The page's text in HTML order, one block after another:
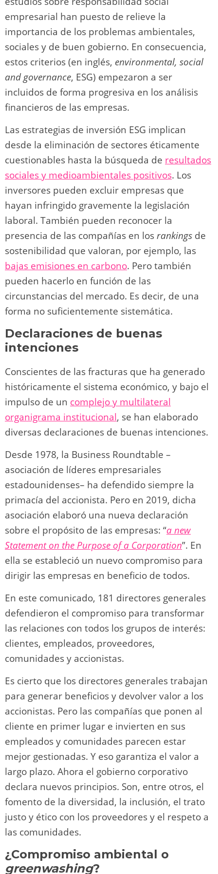
empresarial han puesto de relieve la
importancia de los problemas ambientales,
sociales y de buen gobierno. En consecuencia,
estos criterios (en inglés, environmental, social
and governance, ESG) empezaron a ser
incluidos de forma progresiva en los análisis
financieros de las empresas.
Las estrategias de inversión ESG implican
desde la eliminación de sectores éticamente
cuestionables hasta la búsqueda de resultados
sociales y medioambientales positivos. Los
inversores pueden excluir empresas que
hayan infringido gravemente la legislación
laboral. También pueden reconocer la
presencia de las compañías en losrankings de
sostenibilidad que valoran, por ejemplo, las
bajas emisiones en carbono. Pero también
pueden hacerlo en función de las
circunstancias del mercado. Es decir, de una
forma no suficientemente sistemática.
Declaraciones de buenas
intenciones
Conscientes de las fracturas que ha generado
históricamente el sistema económico, y bajo el
impulso de un complejo y multilateral
organigrama institucional, se han elaborado
diversas declaraciones de buenas intenciones.
Desde 1978, la Business Roundtable –
asociación de líderes empresariales
estadounidenses– ha defendido siempre la
primacía del accionista. Pero en 2019, dicha
asociación elaboró una nueva declaración
sobre el propósito de las empresas: “a new
Statement on the Purpose of a Corporation”. En
ella se estableció un nuevo compromiso para
dirigir las empresas en beneficio de todos.
En este comunicado, 181 directores generales
defendieron el compromiso para transformar
las relaciones con todos los grupos de interés:
clientes, empleados, proveedores,
comunidades y accionistas.
Es cierto que los directores generales trabajan
para generar beneficios y devolver valor a los
accionistas. Pero las compañías que ponen al
cliente en primer lugar e invierten en sus
empleados y comunidades parecen estar
mejor gestionadas. Y eso garantiza el valor a
largo plazo. Ahora el gobierno corporativo
declara nuevos principios. Son, entre otros, el
fomento de la diversidad, la inclusión, el trato
justo y ético con los proveedores y el respeto a
las comunidades.
¿Compromiso ambiental o
greenwashing?